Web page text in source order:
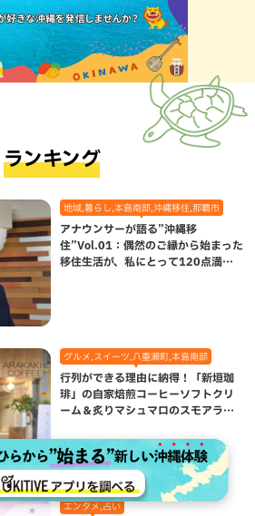
ランキング
地域,暮らし,本島南部,沖縄移住,那覇市
アナウンサーが語る”沖縄移
住”Vol.01：偶然のご縁から始まった
移住生活が、私にとって120点満点
グルメ,スイーツ,八重瀬町,本島南部
行列ができる理由に納得！「新垣珈
琲」の自家焙煎コーヒーソフトクリ
ーム＆炙りマシュマロのスモアラテ
エンタメ,占い